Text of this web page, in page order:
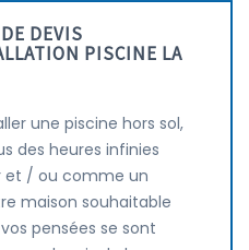
DEVIS
PISCINE LA
une piscine hors sol,
des heures infinies
et / ou comme un
maison souhaitable
pensées se sont